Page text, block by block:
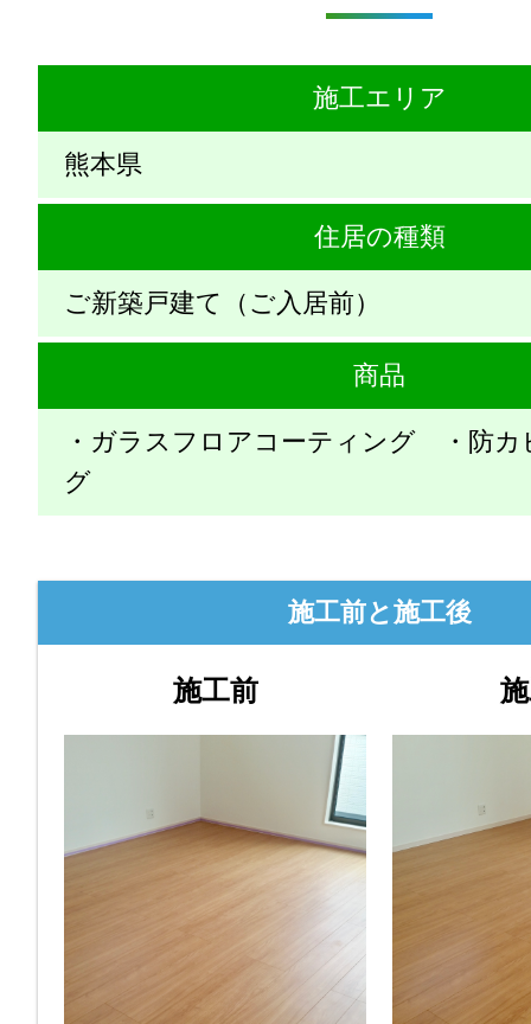
施工エリア
熊本県
住居の種類
ご新築戸建て（ご入居前）
商品
・ガラスフロアコーティング ・防カ
グ
施工前と施工後
施工前